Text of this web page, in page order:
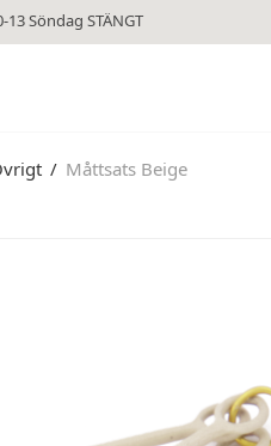
Söndag STÄNGT
/ Måttsats Beige